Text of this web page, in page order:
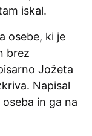
iskal.
osebe, ki je
brez
Jožeta
Napisal
in ga na